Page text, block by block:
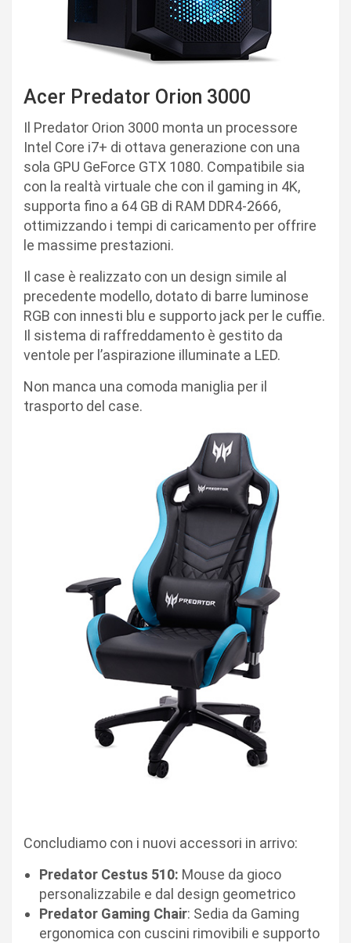
Acer Predator Orion 3000
Il Predator Orion 3000 monta un processore
Intel Core i7+ di ottava generazione con una
sola GPU GeForce GTX 1080. Compatibile sia
con la realtà virtuale che con il gaming in 4K,
supporta fino a 64 GB di RAM DDR4-2666,
ottimizzando i tempi di caricamento per offrire
le massime prestazioni.
Il case è realizzato con un design simile al
precedente modello, dotato di barre luminose
RGB con innesti blu e supporto jack per le cuffie.
Il sistema di raffreddamento è gestito da
ventole per l’aspirazione illuminate a LED.
Non manca una comoda maniglia per il
trasporto del case.
Concludiamo con i nuovi accessori in arrivo:
Predator Cestus 510: Mouse da gioco
personalizzabile e dal design geometrico
Predator Gaming Chair: Sedia da Gaming
ergonomica con cuscini rimovibili e supporto